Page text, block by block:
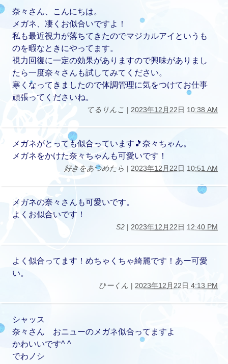
奈々さん、こんにちは。
メガネ、凄くお似合いですよ！
私も最近視力が落ちてきたのでマジカルアイというも
のを暇なときにやってます。
視力回復に一定の効果がありますので興味がありまし
たら一度奈々さんも試してみてください。
寒くなってきましたので体調管理に気をつけてお仕事
頑張ってくださいね。
てるりんこ | 2023年12月22日 10:38 AM
メガネがとっても似合っています🎵奈々ちゃん。
メガネをかけた奈々ちゃんも可愛いです！
好きをあつめたら | 2023年12月22日 10:51 AM
メガネの奈々さんも可愛いです。
よくお似合いです！
S2 | 2023年12月22日 12:40 PM
よく似合ってます！めちゃくちゃ綺麗です！あー可愛
い。
ひーくん | 2023年12月22日 4:13 PM
シャッス
奈々さん おニューのメガネ似合ってますよ
かわいいです^ ^
でわノシ